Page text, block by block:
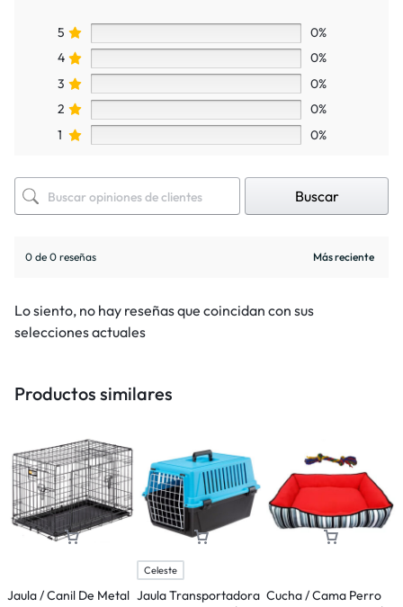
5
0%
4
0%
3
0%
2
0%
1
0%
Buscar
0 de 0 reseñas
Lo siento, no hay reseñas que coincidan con sus
selecciones actuales
Productos similares
Jaula / Canil De Metal
Celeste
Jaula Transportadora Cucha / Cama Perro